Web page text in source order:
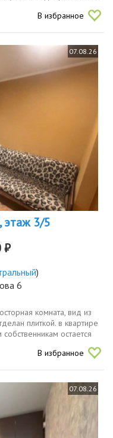
и удобное жильё, где
В избранное
07.08.26
, этаж 3/5
₽
)
6
комната, вид из
плиткой. в квартире
остается
во дворе находится...
В избранное
07.08.26